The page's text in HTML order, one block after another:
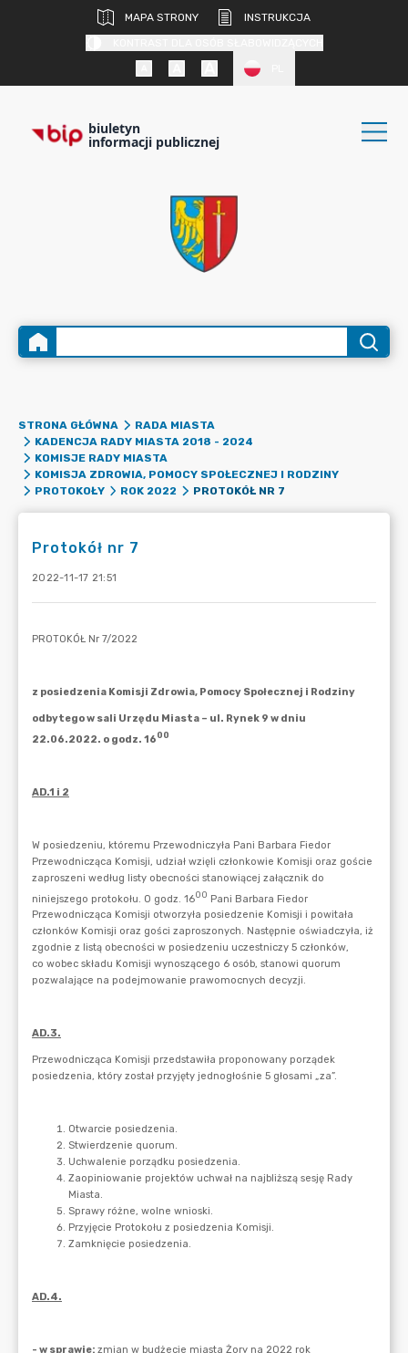
MAPA STRONY
INSTRUKCJA
biuletyn
informacji publicznej
STRONA GŁÓWNA
RADA MIASTA
KADENCJA RADY MIASTA 2018 - 2024
KOMISJE RADY MIASTA
KOMISJA ZDROWIA, POMOCY SPOŁECZNEJ I RODZINY
PROTOKOŁY
ROK 2022 PROTOKÓŁ NR 7
Protokół nr 7
2022-11-17 21:51